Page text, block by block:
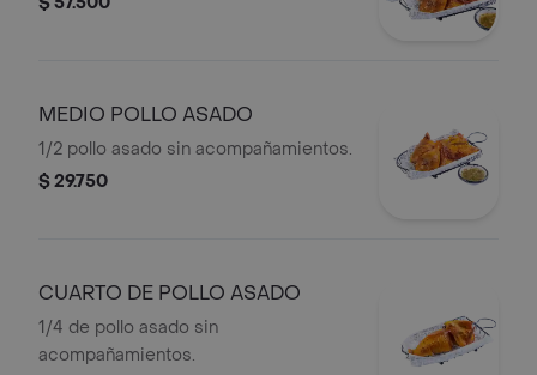
MEDIO POLLO ASADO
1/2 pollo asado sin acompañamientos.
$ 29.750
CUARTO DE POLLO ASADO
1/4 de pollo asado sin
acompañamientos.